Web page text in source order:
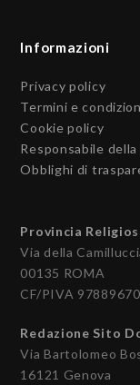
Informazioni
Privacy policy
Termini e
Cookie policy
Responsabile
Obblighi di
Provincia
Via della
00135 ROMA
CF/PIVA
Redazione Sito
Via Bartolomeo
16121 Genova